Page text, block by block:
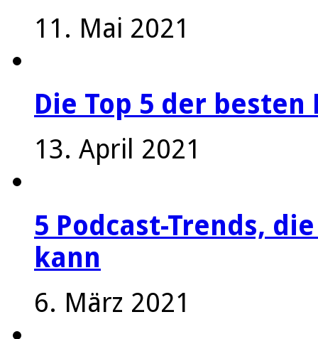
11. Mai 2021
Die Top 5 der besten
13. April 2021
5 Podcast-Trends,
kann
6. März 2021